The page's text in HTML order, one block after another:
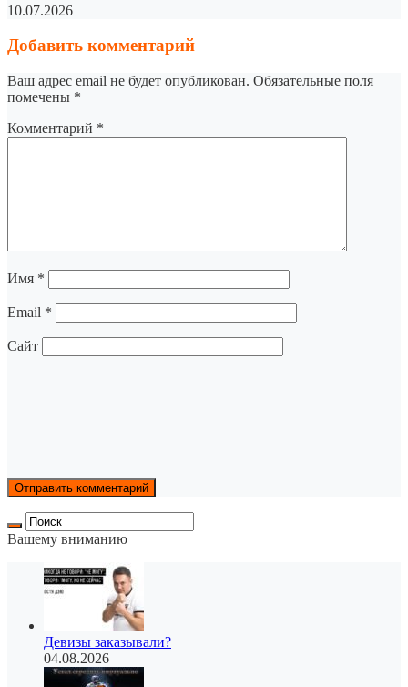
10.07.2026
Добавить комментарий
Ваш адрес email не будет опубликован. Обязательные поля
помечены *
Комментарий *
Имя *
Email *
Сайт
Вашему вниманию
Девизы заказывали?
04.08.2026